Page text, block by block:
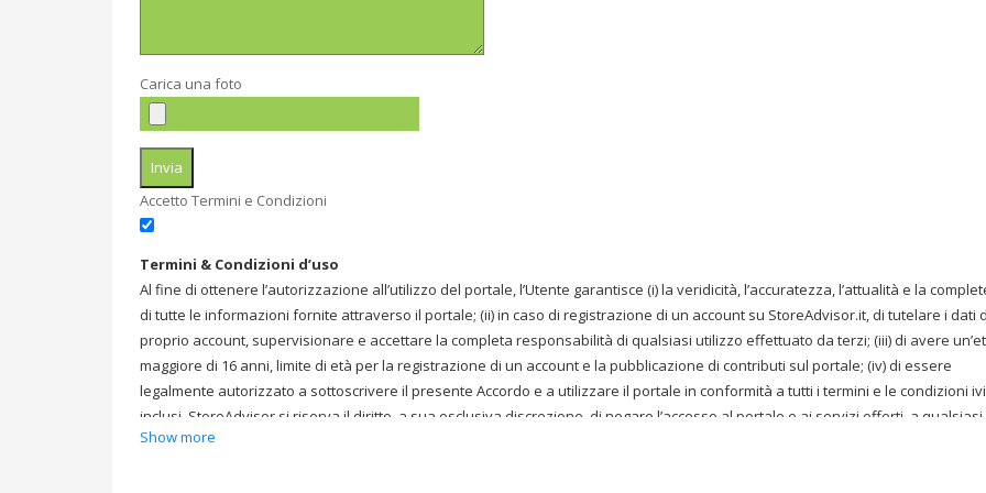
Carica una foto
Accetto Termini e Condizioni
Termini & Condizioni d’uso
Al fine di ottenere l’autorizzazione all’utilizzo del portale, l’Utente garantisce (i) la veridicità, l’accuratezza, l’attualità e la
di tutte le informazioni fornite attraverso il portale; (ii) in caso di registrazione di un account su StoreAdvisor.it, di tutelare i dati
proprio account, supervisionare e accettare la completa responsabilità di qualsiasi utilizzo effettuato da terzi; (iii) di avere
maggiore di 16 anni, limite di età per la registrazione di un account e la pubblicazione di contributi sul portale; (iv) di essere
legalmente autorizzato a sottoscrivere il presente Accordo e a utilizzare il portale in conformità a tutti i termini e le condizioni ivi
inclusi. StoreAdvisor si riserva il diritto, a sua esclusiva discrezione, di negare l’accesso al portale e ai servizi offerti, a qualsiasi
Utente, in qualsiasi momento e per qualsiasi motivo, incluso, in via esemplificativa, in caso di violazione del presente Accordo. È
Show more